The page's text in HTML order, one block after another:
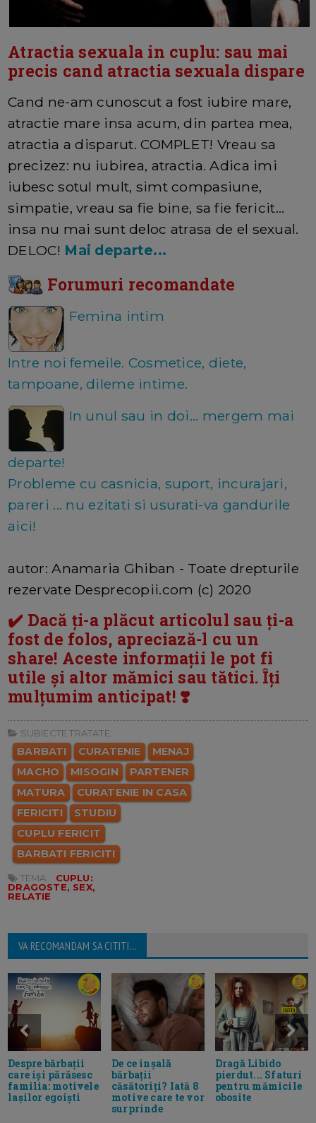
Atractia sexuala in cuplu: sau mai
precis cand atractia sexuala dispare
Cand ne-am cunoscut a fost iubire mare,
atractie mare insa acum, din partea mea,
atractia a disparut. COMPLET! Vreau sa
precizez: nu iubirea, atractia. Adica imi
iubesc sotul mult, simt compasiune,
simpatie, vreau sa fie bine, sa fie fericit...
insa nu mai sunt deloc atrasa de el sexual.
DELOC! Mai departe...
Forumuri recomandate
Femina intim
Intre noi femeile. Cosmetice, diete,
tampoane, dileme intime.
In unul sau in doi... mergem mai
departe!
Probleme cu casnicia, suport, incurajari,
pareri ... nu ezitati si usurati-va gandurile
aici!
autor: Anamaria Ghiban - Toate drepturile
rezervate Desprecopii.com (c) 2020
✔️ Dacă ți-a plăcut articolul sau ți-a
fost de folos, apreciază-l cu un
share! Aceste informații le pot fi
utile și altor mămici sau tătici. Îți
mulțumim anticipat! ❣️
SUBIECTE TRATATE:
BARBATI CURATENIE
MENAJ
MACHO
MISOGIN
PARTENER
MATURA
CURATENIE IN CASA
FERICITI
STUDIU
CUPLU FERICIT
BARBATI FERICITI
TEMA:
CUPLU:
DRAGOSTE, SEX,
RELATIE
VA RECOMANDAM SA CITITI...
Despre bărbații
care iși părăsesc
familia: motivele
lașilor egoiști
De ce inșală
bărbații
căsătoriți? Iată 8
motive care te vor
surprinde
Dragă Libido
pierdut... Sfaturi
pentru mămicile
obosite